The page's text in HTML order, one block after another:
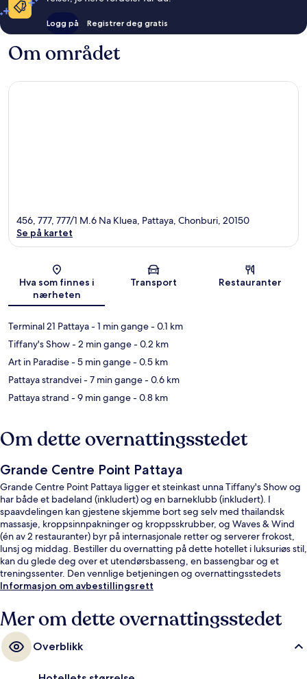
Logg på Registrer deg gratis
Om området
Kart
456, 777, 777/1 M.6 Na Kluea, Pattaya, Chonburi, 20150
Se på kartet
Hva som finnes i
nærheten
Transport Restauranter
Terminal 21 Pattaya- 1 min gange- 0.1 km
Tiffany's Show- 2 min gange- 0.2 km
Art in Paradise- 5 min gange- 0.5 km
Pattaya strandvei- 7 min gange- 0.6 km
Pattaya strand - 9 min gange- 0.8 km
Om dette overnattingsstedet
Grande Centre Point Pattaya
Grande Centre Point Pattaya ligger et steinkast unna Tiffany's Show og
har både et badeland (inkludert) og en barneklubb (inkludert). I
spaavdelingen kan gjestene skjemme bort seg selv med thailandsk
massasje, kroppsinnpakninger og kroppsskrubber, og Waves & Wind
(én av 2 restauranter) byr på internasjonale retter og serverer frokost,
lunsj og middag. Bestiller du overnatting på dette hotellet i luksuriøs stil,
kan du glede deg over et utendørsbasseng, en bassengbar og et
treningssenter. Den vennlige betjeningen og overnattingsstedets
forfatning får mye skryt fra andre reisende.
Informasjon om avbestillingsrett
Mer om dette overnattingsstedet
Overblikk